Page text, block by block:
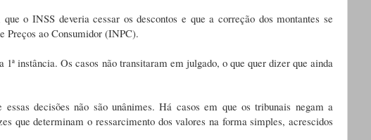
o INSS deveria cessar os descontos e que a correção dos montantes se
Preços ao Consumidor (INPC).
1ª instância. Os casos não transitaram em julgado, o que quer dizer que ainda
essas decisões não são unânimes. Há casos em que os tribunais negam a
que determinam o ressarcimento dos valores na forma simples, acrescidos